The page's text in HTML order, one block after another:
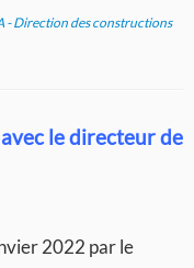
- Direction des constructions
le directeur de
2022 par le